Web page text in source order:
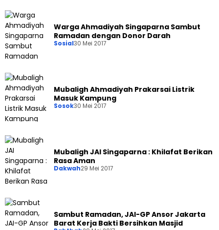
Warga Ahmadiyah Singaparna Sambut
Ramadan dengan Donor Darah
Sosial30 Mei 2017
Mubaligh Ahmadiyah Prakarsai Listrik
Masuk Kampung
Sosok30 Mei 2017
Mubaligh JAI Singaparna : Khilafat Berikan
Rasa Aman
Dakwah29 Mei 2017
Sambut Ramadan, JAI-GP Ansor Jakarta
Barat Kerja Bakti Bersihkan Masjid